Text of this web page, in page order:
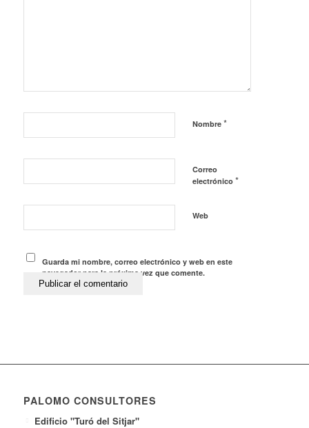
Nombre *
Correo
electrónico *
Web
Guarda mi nombre, correo electrónico y web en este
navegador para la próxima vez que comente.
PALOMO CONSULTORES
Edificio "Turó del Sitjar"